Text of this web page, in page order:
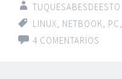
TUQUESABESDEESTO
LINUX, NETBOOK, PC,
4 COMENTARIOS